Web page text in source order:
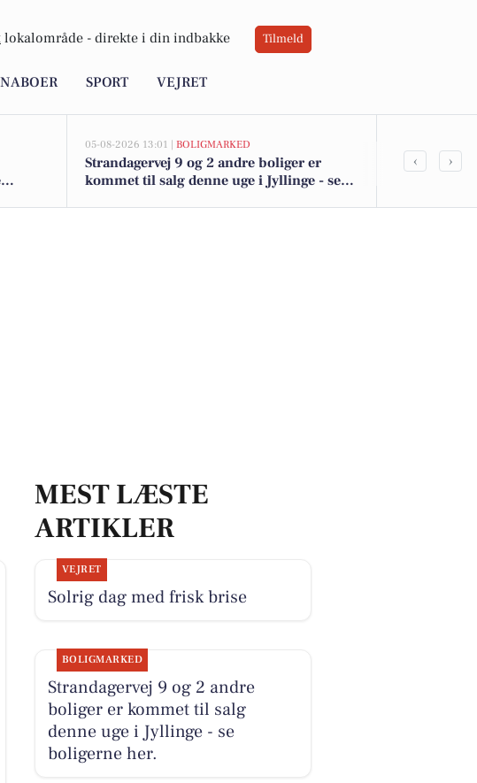
lokalområde - direkte i din indbakke Tilmeld
SPORT VEJRET
05-08-2026 13:01 | BOLIGMARKED
Strandagervej 9 og 2 andre boliger er
kommet til salg denne uge i Jyllinge - se
Top 6 over
‹ ›
MEST LÆSTE
ARTIKLER
VEJRET
Solrig dag med frisk brise
BOLIGMARKED
Strandagervej 9 og 2 andre
boliger er kommet til salg
denne uge i Jyllinge - se
boligerne her.